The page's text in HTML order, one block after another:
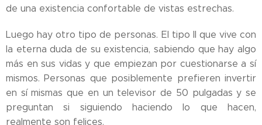
de una existencia confortable de vistas estrechas.
Luego hay otro tipo de personas. El tipo II que vive con
la eterna duda de su existencia, sabiendo que hay algo
más en sus vidas y que empiezan por cuestionarse a sí
mismos. Personas que posiblemente prefieren invertir
en sí mismas que en un televisor de 50 pulgadas y se
preguntan si siguiendo haciendo lo que hacen,
realmente son felices.